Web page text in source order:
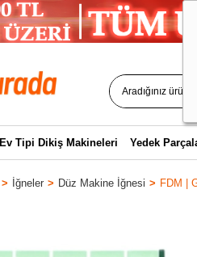
Ev Tipi Dikiş Makineleri Yedek
İğneler Düz Makine İğnesi FDM |